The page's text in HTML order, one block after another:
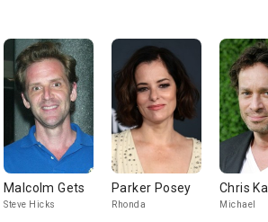
Malcolm Gets
Steve Hicks
Parker Posey
Rhonda
Chris
Michael